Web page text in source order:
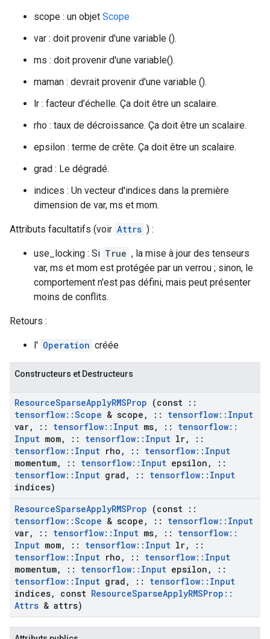
scope : un objet Scope
var : doit provenir d'une variable ().
ms : doit provenir d'une variable().
maman : devrait provenir d'une variable ().
lr : facteur d’échelle. Ça doit être un scalaire.
rho : taux de décroissance. Ça doit être un scalaire.
epsilon : terme de crête. Ça doit être un scalaire.
grad : Le dégradé.
indices : Un vecteur d'indices dans la première
dimension de var, ms et mom.
Attributs facultatifs (voir Attrs ) :
use_locking : Si True , la mise à jour des tenseurs
var, ms et mom est protégée par un verrou ; sinon, le
comportement n'est pas défini, mais peut présenter
moins de conflits.
Retours :
l' Operation créée
Constructeurs et Destructeurs
ResourceSparseApplyRMSProp (const ::
tensorflow::Scope & scope , :: tensorflow:: Input
var, :: tensorflow:: Input ms, :: tensorflow::
Input mom, :: tensorflow:: Input lr,
::
tensorflow:: Input rho , :: tensorflow:: Input
momentum, :: tensorflow:: Input epsilon ,
::
tensorflow:: Input grad , :: tensorflow:: Input
indices)
ResourceSparseApplyRMSProp (const ::
tensorflow::Scope & scope , :: tensorflow:: Input
var, :: tensorflow:: Input ms, :: tensorflow::
Input mom, :: tensorflow:: Input lr,
::
tensorflow:: Input rho , :: tensorflow:: Input
momentum, :: tensorflow:: Input epsilon ,
::
tensorflow:: Input grad , :: tensorflow:: Input
indices, const ResourceSparseApplyRMSProp ::
Attrs & attrs)